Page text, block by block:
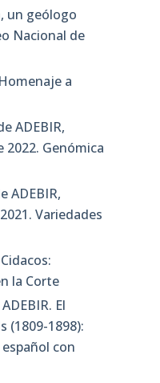
un geólogo
Nacional de
a
ADEBIR,
2022. Genómica
ADEBIR,
Variedades
la Corte
El
(1809-1898):
con